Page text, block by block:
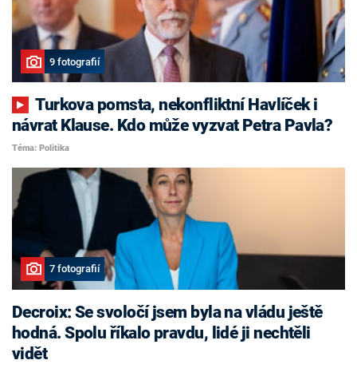
9 fotografií
Turkova pomsta, nekonfliktní Havlíček i
návrat Klause. Kdo může vyzvat Petra Pavla?
Téma: Politika
7 fotografií
Decroix: Se svoločí jsem byla na vládu ještě
hodná. Spolu říkalo pravdu, lidé ji nechtěli
vidět